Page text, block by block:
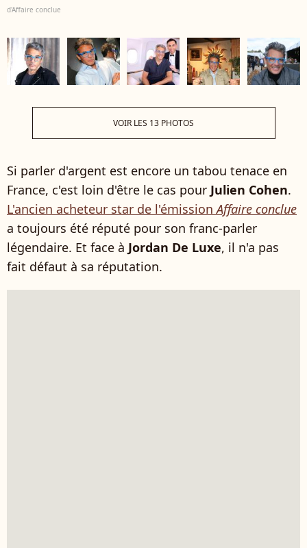
d'Affaire conclue
VOIR LES 13 PHOTOS
Si parler d'argent est encore un tabou tenace en
France, c'est loin d'être le cas pour Julien Cohen.
L'ancien acheteur star de l'émissionAffaire conclue
a toujours été réputé pour son franc-parler
légendaire. Et face à Jordan De Luxe, il n'a pas
fait défaut à sa réputation.